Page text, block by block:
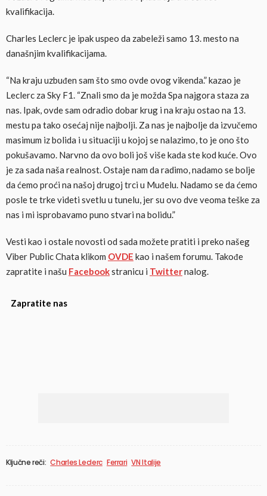
kvalifikacija.
Charles Leclerc je ipak uspeo da zabeleži samo 13. mesto na
današnjim kvalifikacijama.
“Na kraju uzbuđen sam što smo ovde ovog vikenda.” kazao je
Leclerc za Sky F1. “Znali smo da je možda Spa najgora staza za
nas. Ipak, ovde sam odradio dobar krug i na kraju ostao na 13.
mestu pa tako osećaj nije najbolji. Za nas je najbolje da izvučemo
masimum iz bolida i u situaciji u kojoj se nalazimo, to je ono što
pokušavamo. Narvno da ovo boli još više kada ste kod kuće. Ovo
je za sada naša realnost. Ostaje nam da radimo, nadamo se bolje
da ćemo proći na našoj drugoj trci u Muđelu. Nadamo se da ćemo
posle te trke videti svetlu u tunelu, jer su ovo dve veoma teške za
nas i mi isprobavamo puno stvari na bolidu.”
Vesti kao i ostale novosti od sada možete pratiti i preko našeg
Viber Public Chata klikom OVDE kao i našem forumu. Takođe
zapratite i našu Facebookstranicu i Twitternalog.
Zapratite nas
Ključne reči: Charles Leclerc Ferrari VN Italije